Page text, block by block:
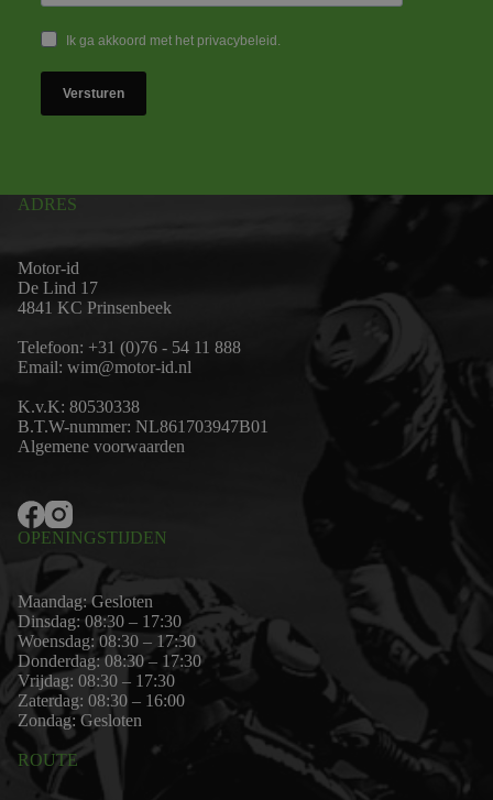
Ik ga akkoord met het privacybeleid.
Versturen
ADRES
Motor-id
De Lind 17
4841 KC Prinsenbeek
Telefoon: +31 (0)76 - 54 11 888
Email: wim@motor-id.nl
K.v.K: 80530338
B.T.W-nummer: NL861703947B01
Algemene voorwaarden
OPENINGSTIJDEN
Maandag: Gesloten
Dinsdag: 08:30 – 17:30
Woensdag: 08:30 – 17:30
Donderdag: 08:30 – 17:30
Vrijdag: 08:30 – 17:30
Zaterdag: 08:30 – 16:00
Zondag: Gesloten
ROUTE